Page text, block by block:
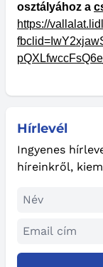
Hírlevél
Ingyenes
híreinkről,
osztályához a
https://